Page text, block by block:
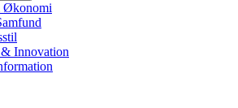
Økonomi
Innovation